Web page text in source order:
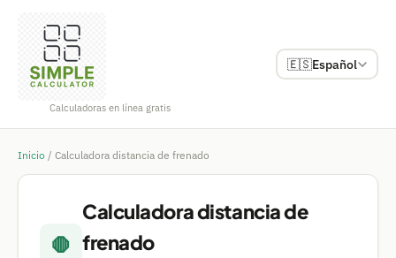
Calculadoras en línea gratis
🇪🇸Español
Inicio / Calculadora distancia de frenado
🛑
Calculadora distancia de
frenado